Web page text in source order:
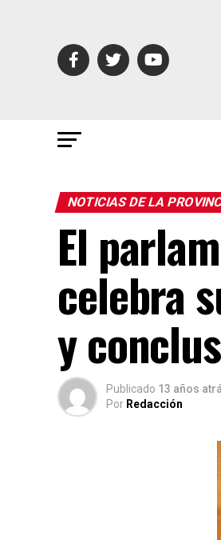
NOTICIAS DE LA
El
celebra
y
Publicado 13 años
Por Redacción